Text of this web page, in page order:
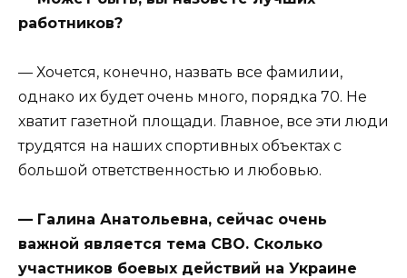
работников?
— Хочется, конечно, назвать все фамилии,
однако их будет очень много, порядка 70. Не
хватит газетной площади. Главное, все эти люди
трудятся на наших спортивных объектах с
большой ответственностью и любовью.
— Галина Анатольевна, сейчас очень
важной является тема СВО. Сколько
участников боевых действий на Украине